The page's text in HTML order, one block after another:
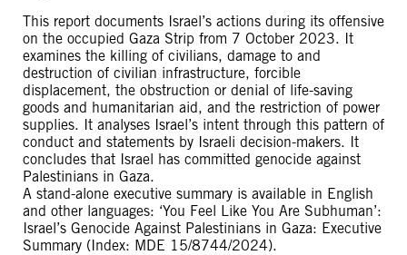
This report documents Israel’s actions during its offensive
on the occupied Gaza Strip from 7 October 2023. It
examines the killing of civilians, damage to and
destruction of civilian infrastructure, forcible
displacement, the obstruction or denial of life-saving
goods and humanitarian aid, and the restriction of power
supplies. It analyses Israel’s intent through this pattern of
conduct and statements by Israeli decision-makers. It
concludes that Israel has committed genocide against
Palestinians in Gaza.
A stand-alone executive summary is available in English
and other languages: ‘You Feel Like You Are Subhuman’:
Israel’s Genocide Against Palestinians in Gaza: Executive
Summary (Index: MDE 15/8744/2024).